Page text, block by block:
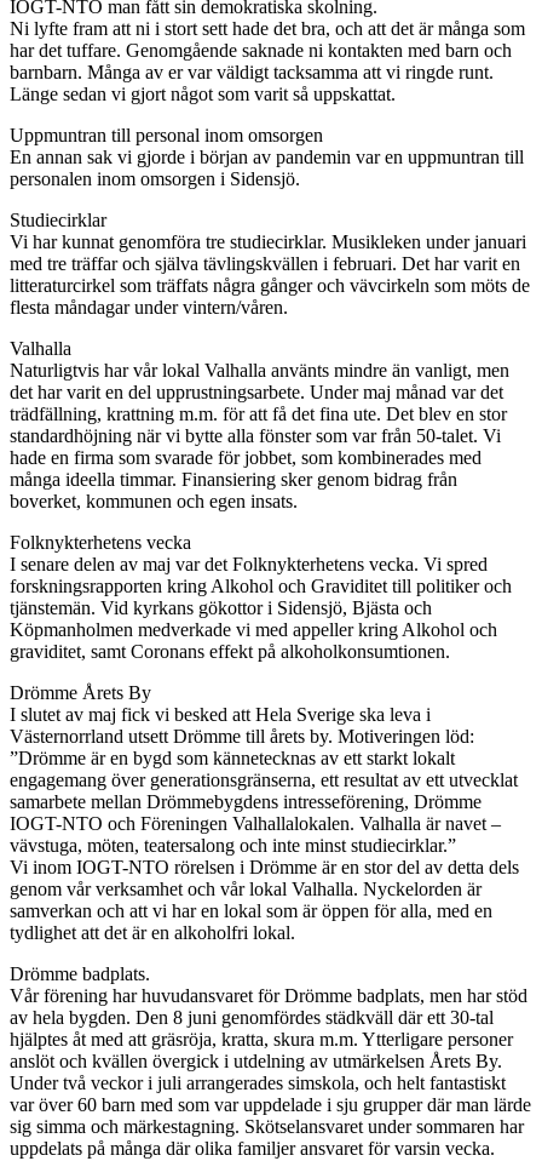
IOGT-NTO man fått sin demokratiska skolning.
Ni lyfte fram att ni i stort sett hade det bra, och att det är många som
har det tuffare. Genomgående saknade ni kontakten med barn och
barnbarn. Många av er var väldigt tacksamma att vi ringde runt.
Länge sedan vi gjort något som varit så uppskattat.
Uppmuntran till personal inom omsorgen
En annan sak vi gjorde i början av pandemin var en uppmuntran till
personalen inom omsorgen i Sidensjö.
Studiecirklar
Vi har kunnat genomföra tre studiecirklar. Musikleken under januari
med tre träffar och själva tävlingskvällen i februari. Det har varit en
litteraturcirkel som träffats några gånger och vävcirkeln som möts de
flesta måndagar under vintern/våren.
Valhalla
Naturligtvis har vår lokal Valhalla använts mindre än vanligt, men
det har varit en del upprustningsarbete. Under maj månad var det
trädfällning, krattning m.m. för att få det fina ute. Det blev en stor
standardhöjning när vi bytte alla fönster som var från 50-talet. Vi
hade en firma som svarade för jobbet, som kombinerades med
många ideella timmar. Finansiering sker genom bidrag från
boverket, kommunen och egen insats.
Folknykterhetens vecka
I senare delen av maj var det Folknykterhetens vecka. Vi spred
forskningsrapporten kring Alkohol och Graviditet till politiker och
tjänstemän. Vid kyrkans gökottor i Sidensjö, Bjästa och
Köpmanholmen medverkade vi med appeller kring Alkohol och
graviditet, samt Coronans effekt på alkoholkonsumtionen.
Drömme Årets By
I slutet av maj fick vi besked att Hela Sverige ska leva i
Västernorrland utsett Drömme till årets by. Motiveringen löd:
”Drömme är en bygd som kännetecknas av ett starkt lokalt
engagemang över generationsgränserna, ett resultat av ett utvecklat
samarbete mellan Drömmebygdens intresseförening, Drömme
IOGT-NTO och Föreningen Valhallalokalen. Valhalla är navet –
vävstuga, möten, teatersalong och inte minst studiecirklar.”
Vi inom IOGT-NTO rörelsen i Drömme är en stor del av detta dels
genom vår verksamhet och vår lokal Valhalla. Nyckelorden är
samverkan och att vi har en lokal som är öppen för alla, med en
tydlighet att det är en alkoholfri lokal.
Drömme badplats.
Vår förening har huvudansvaret för Drömme badplats, men har stöd
av hela bygden. Den 8 juni genomfördes städkväll där ett 30-tal
hjälptes åt med att gräsröja, kratta, skura m.m. Ytterligare personer
anslöt och kvällen övergick i utdelning av utmärkelsen Årets By.
Under två veckor i juli arrangerades simskola, och helt fantastiskt
var över 60 barn med som var uppdelade i sju grupper där man lärde
sig simma och märkestagning. Skötselansvaret under sommaren har
uppdelats på många där olika familjer ansvaret för varsin vecka.